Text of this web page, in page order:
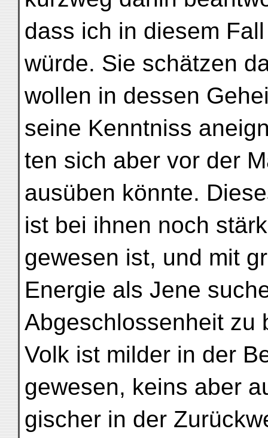
dass ich in diesem
würde. Sie schätzen
wollen in dessen
seine Kenntniss
ten sich aber vor der
ausüben könnte.
ist bei ihnen noch
gewesen ist, und mit
Energie als Jene
Abgeschlossenheit zu
Volk ist milder in der
gewesen, keins aber
gischer in der